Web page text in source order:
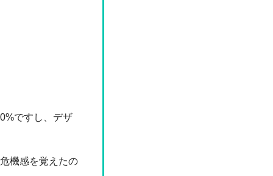
ですし、デザ
機感を覚えたの